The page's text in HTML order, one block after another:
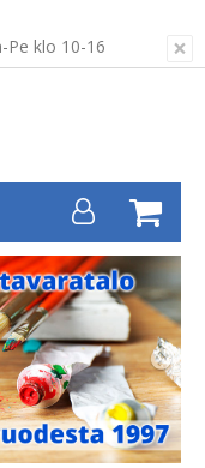
×
Pe klo 10-16